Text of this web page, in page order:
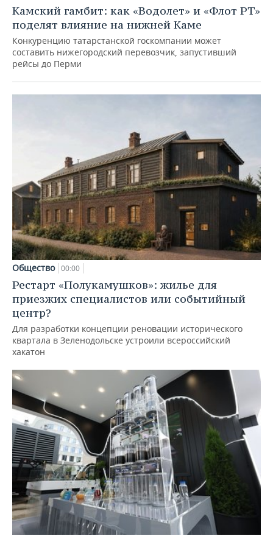
Камский гамбит: как «Водолет» и «Флот РТ»
поделят влияние на нижней Каме
Конкуренцию татарстанской госкомпании может
составить нижегородский перевозчик, запустивший
рейсы до Перми
Общество 00:00
Рестарт «Полукамушков»: жилье для
приезжих специалистов или событийный
центр?
Для разработки концепции реновации исторического
квартала в Зеленодольске устроили всероссийский
хакатон